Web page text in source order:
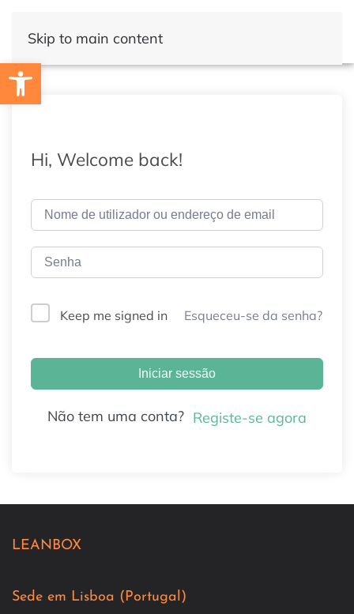
Skip to main content
Hi, Welcome back!
Keep me signed in Esqueceu-se da senha?
Iniciar sessão
Não tem uma conta? Registe-se agora
LEANBOX
Sede em Lisboa (Portugal)
Open toolbar